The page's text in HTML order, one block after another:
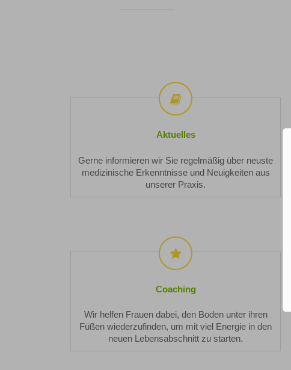
Aktuelles
Gerne informieren wir Sie regelmäßig über neuste
medizinische Erkenntnisse und Neuigkeiten aus
unserer Praxis.
Coaching
Wir helfen Frauen dabei, den Boden unter ihren
Füßen wiederzufinden, um mit viel Energie in den
neuen Lebensabschnitt zu starten.